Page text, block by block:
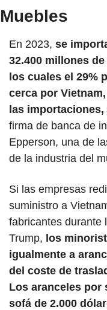
Muebles
En 2023, se
32.400 millones
los cuales el 29%
cerca por
las importaciones,
firma de banca de
Epperson, una de
de la industria del
Si las empresas
suministro a
fabricantes durante
Trump, los
igualmente a
del coste de
Los aranceles por
sofá de 2.000